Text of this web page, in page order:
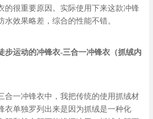
的很重要原因。实际使用下来这款冲锋
水效果略差，综合的性能不错。
步运动的冲锋衣-三合一冲锋衣（抓绒内
合一冲锋衣中，我把传统的使用抓绒材
衣单独罗列出来是因为抓绒是一种化